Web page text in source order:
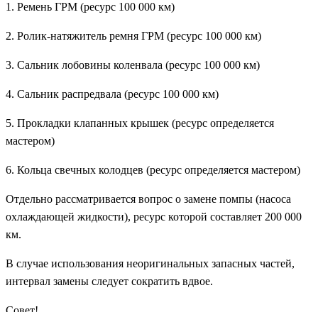
1. Ремень ГРМ (ресурс 100 000 км)
2. Ролик-натяжитель ремня ГРМ (ресурс 100 000 км)
3. Сальник лобовины коленвала (ресурс 100 000 км)
4. Сальник распредвала (ресурс 100 000 км)
5. Прокладки клапанных крышек (ресурс определяется
мастером)
6. Кольца свечных колодцев (ресурс определяется мастером)
Отдельно рассматривается вопрос о замене помпы (насоса
охлаждающей жидкости), ресурс которой составляет 200 000
км.
В случае использования неоригинальных запасных частей,
интервал замены следует сократить вдвое.